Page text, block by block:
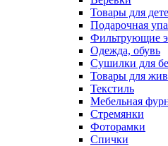
Товары для
Подарочная
Фильтрующие
Одежда, обувь
Сушилки для
Товары для
Текстиль
Мебельная
Стремянки
Фоторамки
Спички